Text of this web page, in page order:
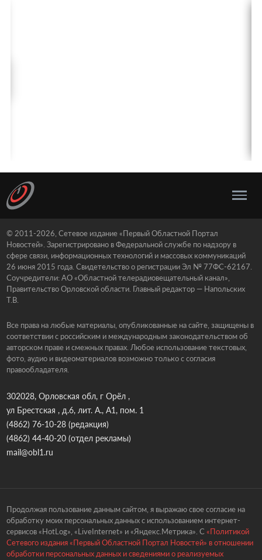
© 2011-2026, Сетевое издание «Первый Областной Портал
Новостей». Зарегистрировано в Федеральной службе по надзору в
сфере связи, информационных технологий и массовых коммуникаций
26 июня 2015 года. Свидетельство о регистрации Эл № 77ФС-62167.
Соучредители: АО «Областной телерадиовещательный канал»,
Правительство Орловской области. Главный редактор — Напольских
Т.В.
Все права на любые материалы, опубликованные на сайте, защищены в
соответствии с российским и международным законодательством об
авторском праве и смежных правах. Любое использование текстовых,
фото, аудио и видеоматериалов возможно только с согласия
правообладателя.
302028, Орловская обл, г Орёл ,
ул Брестская , д.6, лит. А., А1, пом. 1
(4862) 76-10-28(редакция)
(4862) 44-40-20(отдел рекламы)
mail@obl1.ru
Продолжая пользование данным сайтом, я выражаю свое согласие на
обработку моих персональных данных с использованием интернет-
сервисов «HotLog», «LiveInternet» и «Яндекс.Метрика». С «Политикой
Сетевого издания «Первый Областной Портал Новостей» в отношении
обработки персональных данных и сведениями о реализуемых